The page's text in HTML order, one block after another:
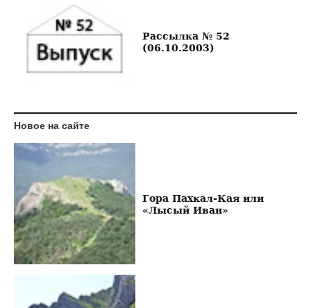
Рассылка № 52
(06.10.2003)
Новое на сайте
Гора Пахкал-Кая или
«Лысый Иван»